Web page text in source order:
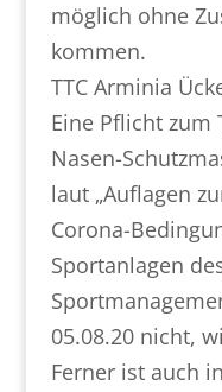
möglich ohne
kommen.
TTC Arminia
Eine Pflicht zum
Nasen-
laut „Auflagen
Corona-
Sportanlagen
05.08.20 nicht,
Ferner ist auch